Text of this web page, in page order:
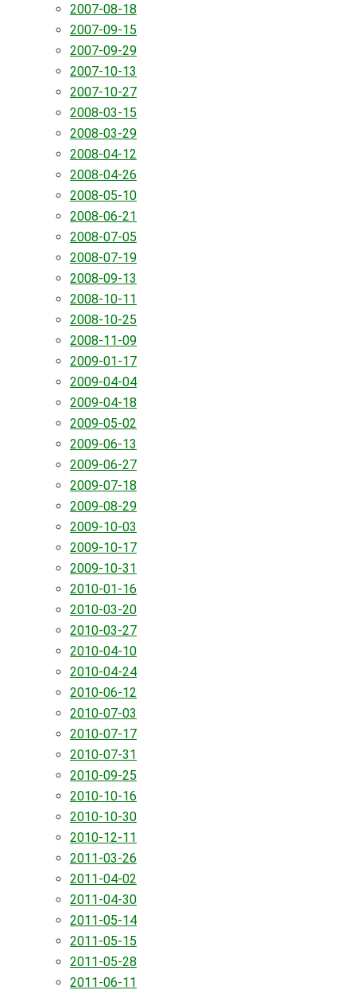
2007-08-18
2007-09-15
2007-09-29
2007-10-13
2007-10-27
2008-03-15
2008-03-29
2008-04-12
2008-04-26
2008-05-10
2008-06-21
2008-07-05
2008-07-19
2008-09-13
2008-10-11
2008-10-25
2008-11-09
2009-01-17
2009-04-04
2009-04-18
2009-05-02
2009-06-13
2009-06-27
2009-07-18
2009-08-29
2009-10-03
2009-10-17
2009-10-31
2010-01-16
2010-03-20
2010-03-27
2010-04-10
2010-04-24
2010-06-12
2010-07-03
2010-07-17
2010-07-31
2010-09-25
2010-10-16
2010-10-30
2010-12-11
2011-03-26
2011-04-02
2011-04-30
2011-05-14
2011-05-15
2011-05-28
2011-06-11